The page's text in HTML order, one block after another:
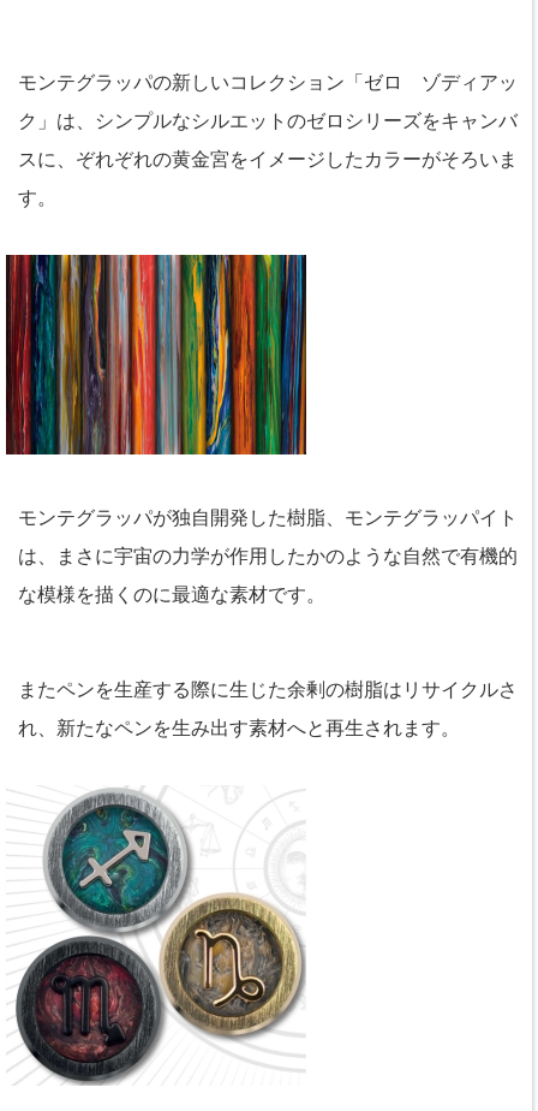
モンテグラッパの新しいコレクション「ゼロ ゾディアッ
ク」は、シンプルなシルエットのゼロシリーズをキャンバ
スに、ぞれぞれの黄金宮をイメージしたカラーがそろいま
す。
モンテグラッパが独自開発した樹脂、モンテグラッパイト
は、まさに宇宙の力学が作用したかのような自然で有機的
な模様を描くのに最適な素材です。
またペンを生産する際に生じた余剰の樹脂はリサイクルさ
れ、新たなペンを生み出す素材へと再生されます。